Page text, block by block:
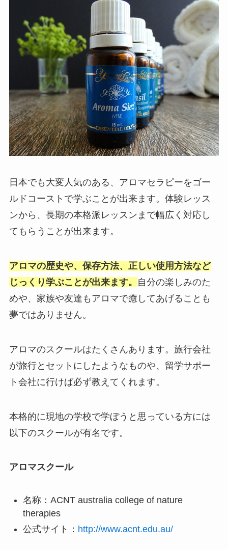
日本でも大変人気のある、アロマセラピーをゴー
ルドコーストで学ぶことが出来ます。体験レッス
ンから、長期の本格派レッスンまで幅広く対応し
てもらうことが出来ます。
アロマの歴史や、保存方法、正しい使用方法など
じっくり学ぶことが出来ます。
自分の楽しみのた
めや、家族や友達もアロマで癒してあげることも
夢ではありません。
アロマのスクールはたくさんあります。旅行会社
が旅行とセットにしたようなものや、留学サポー
ト会社に行けば必ず教えてくれます。
本格的に現地の学校で学ぼうと思っている方には
以下のスクールが有名です。
アロマスクール
名称：ACNT australia college of nature
therapies
公式サイト： http://www.acnt.edu.au/